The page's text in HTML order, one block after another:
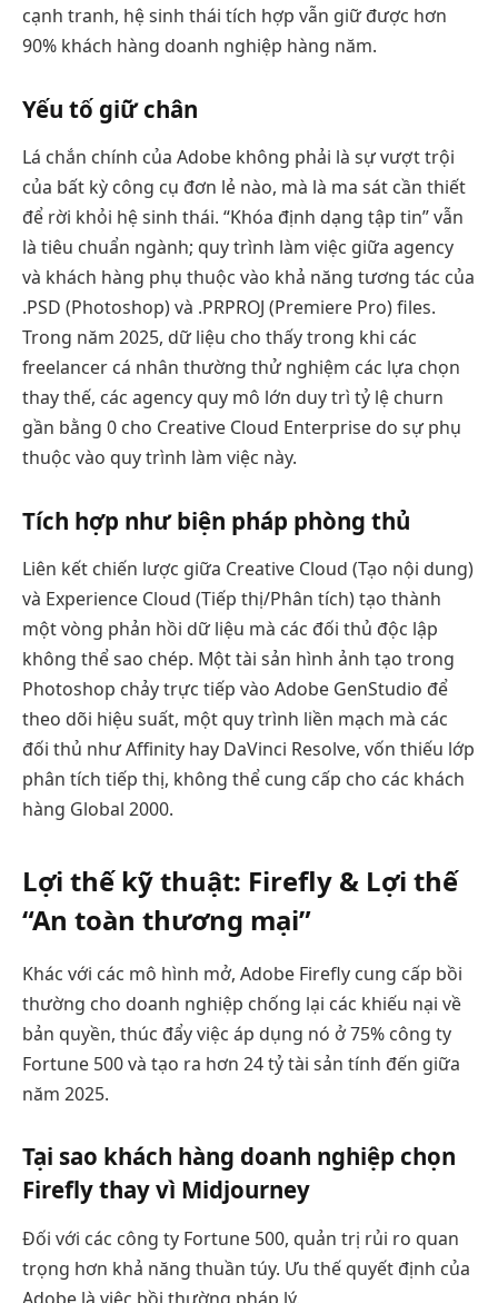
cạnh tranh, hệ sinh thái tích hợp vẫn giữ được hơn
90% khách hàng doanh nghiệp hàng năm.
Yếu tố giữ chân
Lá chắn chính của Adobe không phải là sự vượt trội
của bất kỳ công cụ đơn lẻ nào, mà là ma sát cần thiết
để rời khỏi hệ sinh thái. “Khóa định dạng tập tin” vẫn
là tiêu chuẩn ngành; quy trình làm việc giữa agency
và khách hàng phụ thuộc vào khả năng tương tác của
.PSD (Photoshop) và .PRPROJ (Premiere Pro) files.
Trong năm 2025, dữ liệu cho thấy trong khi các
freelancer cá nhân thường thử nghiệm các lựa chọn
thay thế, các agency quy mô lớn duy trì tỷ lệ churn
gần bằng 0 cho Creative Cloud Enterprise do sự phụ
thuộc vào quy trình làm việc này.
Tích hợp như biện pháp phòng thủ
Liên kết chiến lược giữa Creative Cloud (Tạo nội dung)
và Experience Cloud (Tiếp thị/Phân tích) tạo thành
một vòng phản hồi dữ liệu mà các đối thủ độc lập
không thể sao chép. Một tài sản hình ảnh tạo trong
Photoshop chảy trực tiếp vào Adobe GenStudio để
theo dõi hiệu suất, một quy trình liền mạch mà các
đối thủ như Affinity hay DaVinci Resolve, vốn thiếu lớp
phân tích tiếp thị, không thể cung cấp cho các khách
hàng Global 2000.
Lợi thế kỹ thuật: Firefly & Lợi thế
“An toàn thương mại”
Khác với các mô hình mở, Adobe Firefly cung cấp bồi
thường cho doanh nghiệp chống lại các khiếu nại về
bản quyền, thúc đẩy việc áp dụng nó ở 75% công ty
Fortune 500 và tạo ra hơn 24 tỷ tài sản tính đến giữa
năm 2025.
Tại sao khách hàng doanh nghiệp chọn
Firefly thay vì Midjourney
Đối với các công ty Fortune 500, quản trị rủi ro quan
trọng hơn khả năng thuần túy. Ưu thế quyết định của
Adobe là việc bồi thường pháp lý.